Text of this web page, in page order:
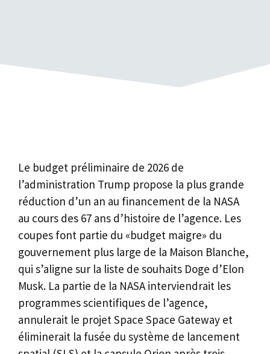
Le budget préliminaire de 2026 de
l’administration Trump propose la plus grande
réduction d’un an au financement de la NASA
au cours des 67 ans d’histoire de l’agence. Les
coupes font partie du «budget maigre» du
gouvernement plus large de la Maison Blanche,
qui s’aligne sur la liste de souhaits Doge d’Elon
Musk. La partie de la NASA interviendrait les
programmes scientifiques de l’agence,
annulerait le projet Space Space Gateway et
éliminerait la fusée du système de lancement